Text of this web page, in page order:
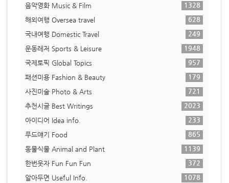
음악영화 Music & Film
1328
해외여행 Oversea travel
628
국내여행 Domestic Travel
249
운동레저 Sports & Leisure
1948
국제토픽 Global Topics
957
패션미용 Fashion & Beauty
179
사진미술 Photo & Arts
721
추천시글 Best Writings
2023
아이디어 Idea info.
233
푸드얘기 Food
865
동물식물 Animal and Plant
1139
한번웃자 Fun Fun Fun
372
알아두면 Useful Info.
1078